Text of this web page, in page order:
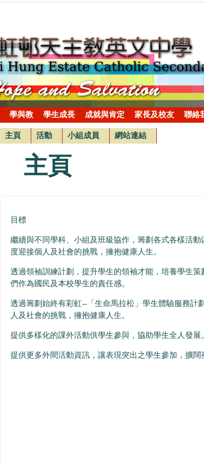
學與教 學生成長 成就與肯定 家長及校友 聯絡
主頁 活動 小組成員 網站連結
主頁
目標
繼續與不同學科、小組及班級協作，籌劃各式各樣活
度迎接個人及社會的挑戰，擁抱健康人生。
透過領袖訓練計劃，提升學生的領袖才能，培養學生
們作為國民及本校學生的責任感。
透過籌劃始終有彩虹--「生命馬拉松」學生體驗服務計
人及社會的挑戰，擁抱健康人生。
提供多樣化的課外活動供學生參與，協助學生全人發展
提供更多外間活動資訊，讓表現突出之學生參加，擴闊